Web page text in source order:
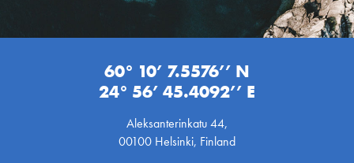
60° 10’ 7.5576’’ N
24° 56’ 45.4092’’ E
Aleksanterinkatu 44,
00100 Helsinki, Finland